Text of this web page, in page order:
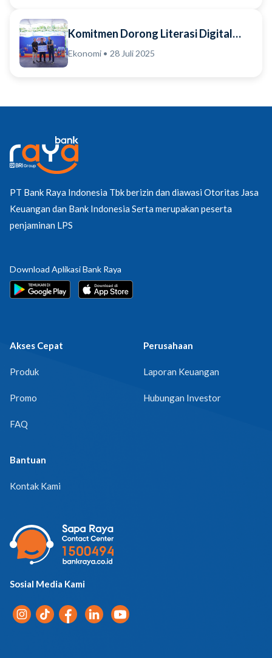
Komitmen Dorong Literasi Digital
dan Kemajuan Bisnis Pelaku Usaha,
Ekonomi • 28 Juli 2025
PT Bank Raya Indonesia Tbk berizin dan diawasi Otoritas Jasa
Keuangan dan Bank Indonesia Serta merupakan peserta
penjaminan LPS
Download Aplikasi Bank Raya
Akses Cepat
Produk
Promo
FAQ
Perusahaan
Laporan Keuangan
Hubungan Investor
Bantuan
Kontak Kami
Sosial Media Kami